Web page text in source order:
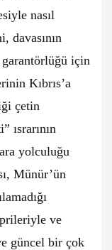
nasıl
davasının
garantörlüğü için
Kıbrıs’a
çetin
ısrarının
yolculuğu
Münür’ün
ve
güncel bir çok